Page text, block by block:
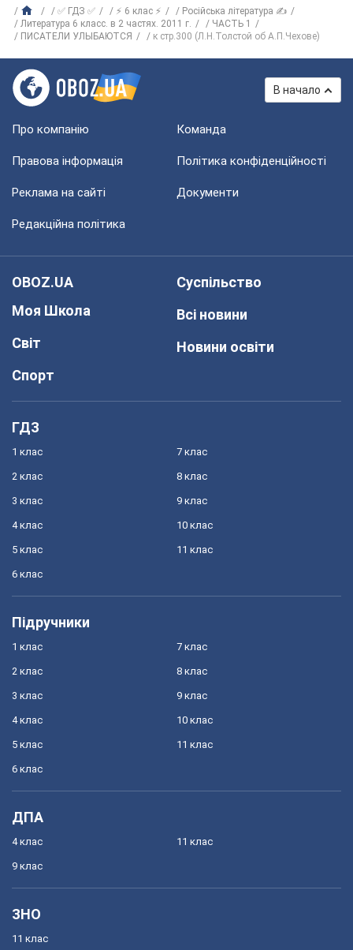
✅ ГДЗ ✅ ⚡ 6 клас ⚡
Російська література ✍
Литература 6 класс. в 2 частях. 2011 г.
ЧАСТЬ 1
ПИСАТЕЛИ УЛЫБАЮТСЯ
к стр.300 (Л.Н.Толстой об А.П.Чехове)
В начало
Про компанію Команда
Правова інформація Політика конфіденційності
Реклама на сайті Документи
Редакційна політика
OBOZ.UA
Моя Школа
Світ
Спорт
Суспільство
Всі новини
Новини освіти
ГДЗ
1 клас
2 клас
3 клас
4 клас
5 клас
6 клас
7 клас
8 клас
9 клас
10 клас
11 клас
Підручники
1 клас
2 клас
3 клас
4 клас
5 клас
6 клас
7 клас
8 клас
9 клас
10 клас
11 клас
ДПА
4 клас
9 клас
11 клас
ЗНО
11 клас